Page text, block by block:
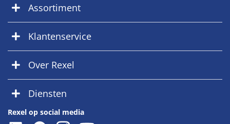
Assortiment
Klantenservice
Over Rexel
Diensten
Rexel op social media